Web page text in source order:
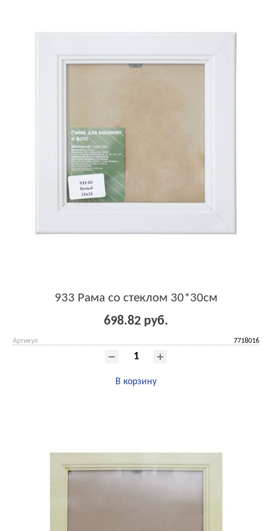
933 Рама со стеклом 30*30см
698.82 руб.
Артикул 7718016
В корзину